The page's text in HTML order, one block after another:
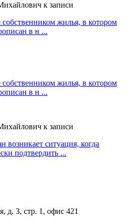
к записи
жилья, в котором
в н ...
жилья, в котором
в н ...
к записи
возникает ситуация, когда
подтвердить ...
д. 3, стр. 1, офис 421